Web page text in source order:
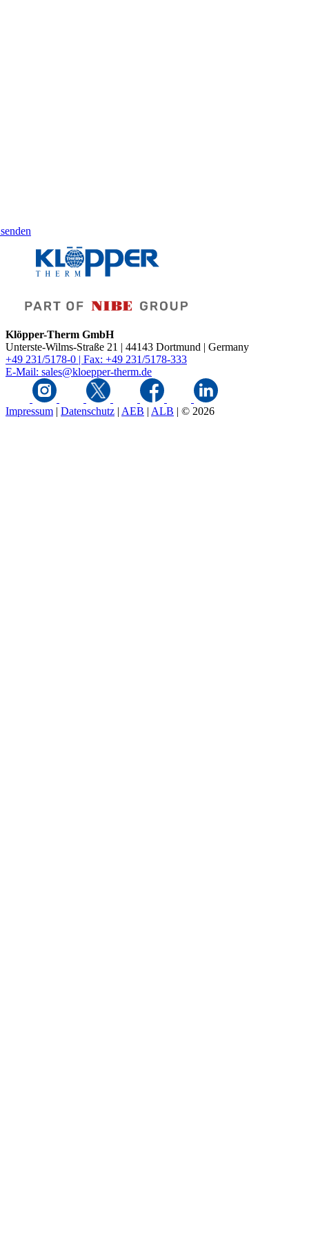
Klöpper-Therm GmbH
Unterste-Wilms-Straße 21 | 44143 Dortmund | Germany
+49 231/5178-0 | Fax: +49 231/5178-333
E-Mail: sales@kloepper-therm.de
Impressum | Datenschutz | AEB | ALB | © 2026